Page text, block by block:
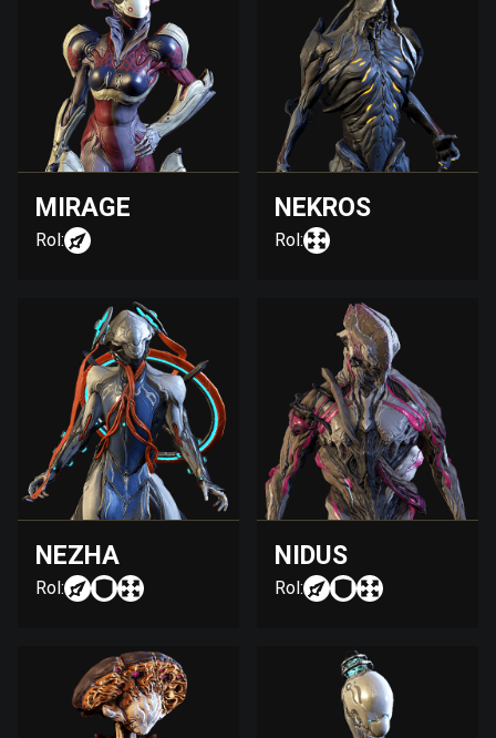
MIRAGE
Rol:
NEKROS
Rol:
NEZHA
Rol:
NIDUS
Rol: